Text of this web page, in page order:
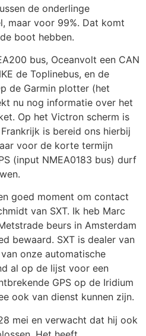
de onderlinge
maar voor 99%. Dat komt
boot hebben.
bus, Oceanvolt een CAN
de Toplinebus, en de
de Garmin plotter (het
nu nog informatie over het
Op het Victron scherm is
is bereid ons hierbij
voor de korte termijn
(input NMEA0183 bus) durf
goed moment om contact
van SXT. Ik heb Marc
beurs in Amsterdam
bewaard. SXT is dealer van
onze automatische
al op de lijst voor een
GPS op de Iridium
ook van dienst kunnen zijn.
mei en verwacht dat hij ook